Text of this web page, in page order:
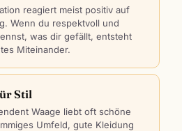
reagiert meist positiv auf
Wenn du respektvoll und
was dir gefällt, entsteht
Miteinander.
Stil
Waage liebt oft schöne
Umfeld, gute Kleidung